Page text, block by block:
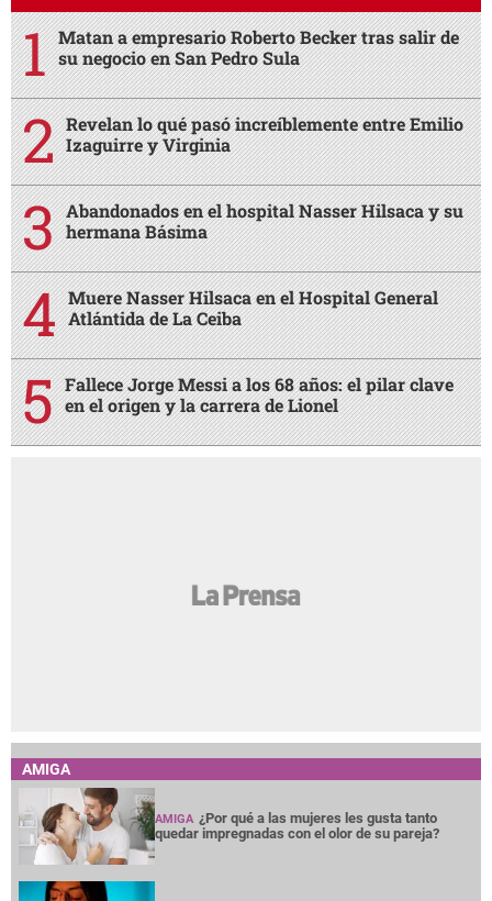
Matan a empresario Roberto Becker tras salir de
su negocio en San Pedro Sula
Revelan lo qué pasó increíblemente entre Emilio
Izaguirre y Virginia
Abandonados en el hospital Nasser Hilsaca y su
hermana Básima
Muere Nasser Hilsaca en el Hospital General
Atlántida de La Ceiba
Fallece Jorge Messi a los 68 años: el pilar clave
en el origen y la carrera de Lionel
AMIGA
AMIGA ¿Por qué a las mujeres les gusta tanto
quedar impregnadas con el olor de su pareja?